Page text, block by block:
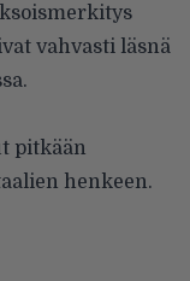
vahvasti läsnä
pitkään
henkeen.